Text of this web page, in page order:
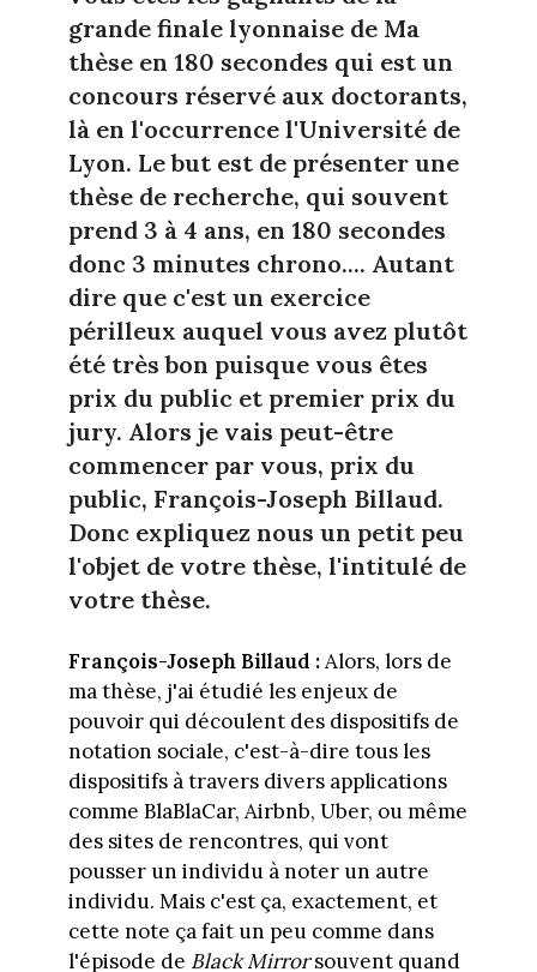
grande finale lyonnaise de Ma
thèse en 180 secondes qui est un
concours réservé aux doctorants,
là en l'occurrence l'Université de
Lyon. Le but est de présenter une
thèse de recherche, qui souvent
prend 3 à 4 ans, en 180 secondes
donc 3 minutes chrono.... Autant
dire que c'est un exercice
périlleux auquel vous avez plutôt
été très bon puisque vous êtes
prix du public et premier prix du
jury. Alors je vais peut-être
commencer par vous, prix du
public, François-Joseph Billaud.
Donc expliquez nous un petit peu
l'objet de votre thèse, l'intitulé de
votre thèse.
François-Joseph Billaud :Alors, lors de
ma thèse, j'ai étudié les enjeux de
pouvoir qui découlent des dispositifs de
notation sociale, c'est-à-dire tous les
dispositifs à travers divers applications
comme BlaBlaCar, Airbnb, Uber, ou même
des sites de rencontres, qui vont
pousser un individu à noter un autre
individu. Mais c'est ça, exactement, et
cette note ça fait un peu comme dans
l'épisode de Black Mirrorsouvent quand